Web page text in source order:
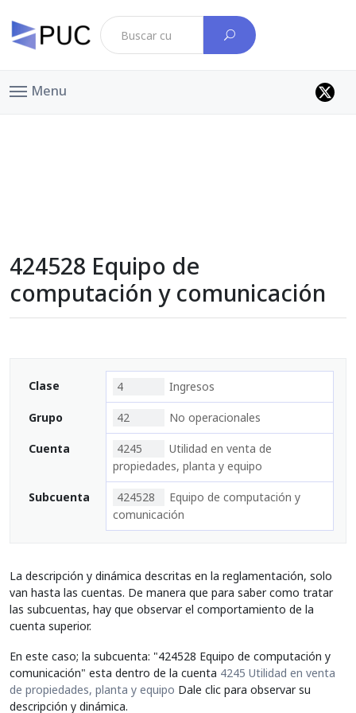
Menu
424528 Equipo de
computación y comunicación
Clase 4 Ingresos
Grupo 42 No operacionales
Cuenta 4245
Utilidad en venta de
propiedades, planta y equipo
Subcuenta 424528
Equipo de computación y
comunicación
La descripción y dinámica descritas en la reglamentación, solo
van hasta las cuentas. De manera que para saber como tratar
las subcuentas, hay que observar el comportamiento de la
cuenta superior.
En este caso; la subcuenta: "424528 Equipo de computación y
comunicación" esta dentro de la cuenta 4245 Utilidad en venta
de propiedades, planta y equipo Dale clic para observar su
descripción y dinámica.